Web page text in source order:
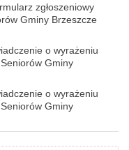
zgłoszeniowy
Gminy Brzeszcze
o wyrażeniu
Gminy
o wyrażeniu
Gminy